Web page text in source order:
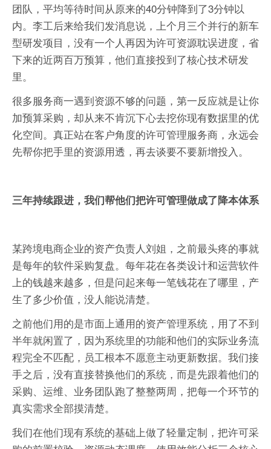
团队，平均等待时间从原来的40分钟降到了3分钟以
内。李工后来给我们发消息说，上个月三个并行的新车
型研发项目，没有一个人再因为许可资源耽误进度，省
下来的近两百万预算，他们直接投到了核心技术研发
里。
很多服务商一遇到资源不够的问题，第一反应就是让你
加预算采购，却从来不肯沉下心去挖你现有数据里的优
化空间。真正站在客户角度的许可管理服务商，永远会
先帮你把手里的资源用透，再去谈要不要新增投入。
三年持续跟进，我们帮他们把许可管理做成了降本体系
某跨境电商企业的资产负责人刘姐，之前最头疼的事就
是每年的软件采购复盘。每年花在各类设计和运营软件
上的钱越来越多，但是问起来每一笔钱花在了哪里，产
生了多少价值，没人能说清楚。
之前他们用的是市面上通用的资产管理系统，用了不到
半年就闲置了，因为系统里的功能和他们的实际业务流
程完全不匹配，员工根本不愿意主动更新数据。我们接
手之后，没有直接替换他们的系统，而是先跟着他们的
采购、运维、业务团队跑了整整两周，把每一个环节的
真实需求全部摸清楚。
我们在他们现有系统的基础上做了轻量定制，把许可采